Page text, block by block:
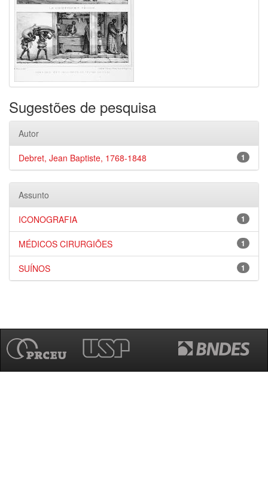
Sugestões de pesquisa
Autor
1
Debret, Jean Baptiste, 1768-1848
Assunto
1
ICONOGRAFIA
1
MÉDICOS CIRURGIÕES
1
SUÍNOS